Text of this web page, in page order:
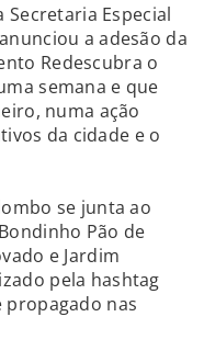
Especial
a adesão da
Redescubra o
semana e que
numa ação
da cidade e o
se junta ao
Pão de
e Jardim
pela hashtag
propagado nas